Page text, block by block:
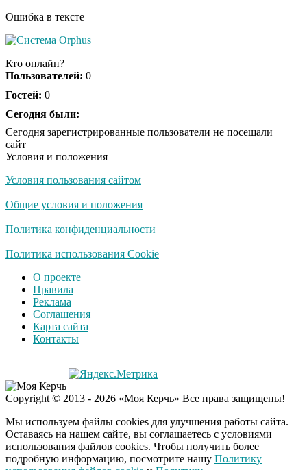
Королева вагона
Ошибка в тексте
Кто онлайн?
Пользователей: 0
Гостей: 0
Сегодня были:
Сегодня зарегистрированные пользователи не посещали
сайт
Условия и положения
Условия пользования сайтом
Общие условия и положения
Политика конфиденциальности
Политика использования Cookie
О проекте
Правила
Реклама
Соглашения
Карта сайта
Контакты
Copyright © 2013 - 2026 «Моя Керчь» Все права защищены!
Мы используем файлы cookies для улучшения работы сайта.
Оставаясь на нашем сайте, вы соглашаетесь с условиями
использования файлов cookies. Чтобы получить более
подробную информацию, посмотрите нашу Политику